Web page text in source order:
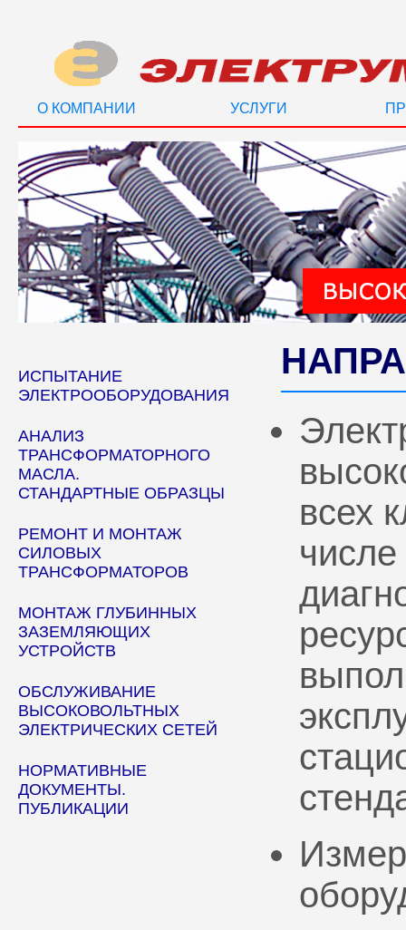
О КОМПАНИИ УСЛУГИ
ИСПЫТАНИЕ
ЭЛЕКТРООБОРУДОВАНИЯ
АНАЛИЗ
ТРАНСФОРМАТОРНОГО
МАСЛА.
СТАНДАРТНЫЕ ОБРАЗЦЫ
РЕМОНТ И МОНТАЖ
СИЛОВЫХ
ТРАНСФОРМАТОРОВ
МОНТАЖ ГЛУБИННЫХ
ЗАЗЕМЛЯЮЩИХ
УСТРОЙСТВ
ОБСЛУЖИВАНИЕ
ВЫСОКОВОЛЬТНЫХ
ЭЛЕКТРИЧЕСКИХ СЕТЕЙ
НОРМАТИВНЫЕ
ДОКУМЕНТЫ.
ПУБЛИКАЦИИ
всех